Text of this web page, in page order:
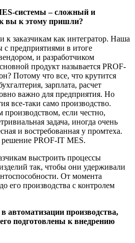
системы – сложный и
вы к этому пришли?
к заказчикам как интегратор. Наша
с предприятиями в итоге
и разработчиком
продукт называется PROF-
Потому что все, что крутится
зарплата, расчет
важно для предприятия. Но
все-таки само производство.
производством, если честно,
задача, иногда очень
и востребованная у промтеха.
PROF-IT MES.
выстроить процессы
так, чтобы они удерживали
От момента
его производства с контролем
автоматизации производства,
подготовлены к внедрению